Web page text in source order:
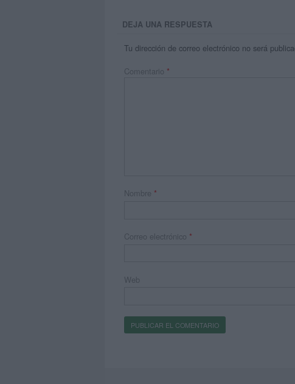
DEJA UNA RESPUESTA
Tu dirección de correo electrónico no será
Comentario *
Nombre *
Correo electrónico *
Web